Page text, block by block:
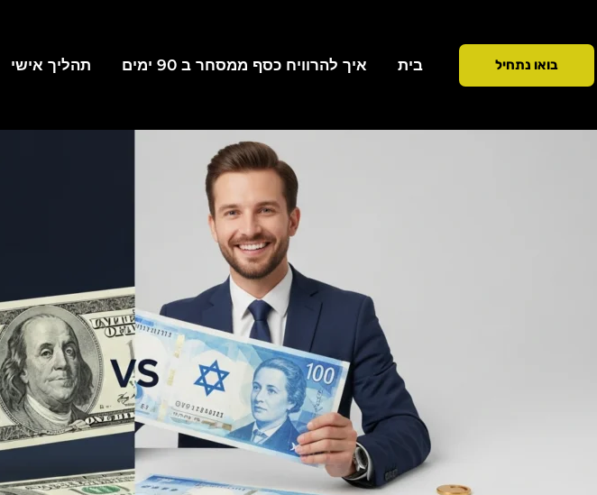
בואו נתחיל בית איך להרוויח כסף ממסחר ב 90 ימים
תהליך אישי
כתיבת תגובה /נוסטרו